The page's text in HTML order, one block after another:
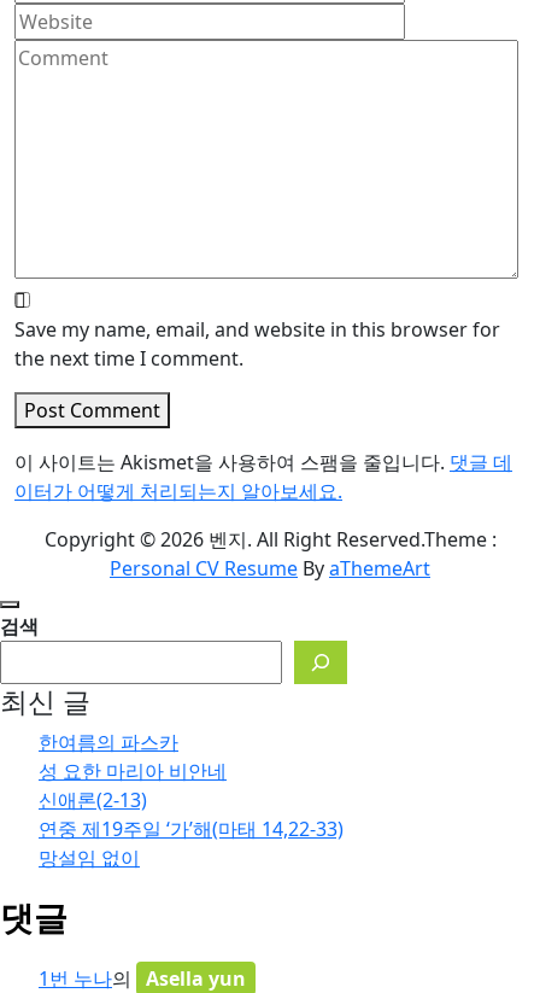
Save my name, email, and website in this browser for
the next time I comment.
Post Comment
이 사이트는 Akismet을 사용하여 스팸을 줄입니다. 댓글 데
이터가 어떻게 처리되는지 알아보세요.
Copyright © 2026 벤지. All Right Reserved.Theme :
Personal CV Resume ByaThemeArt
검색
최신 글
한여름의 파스카
성 요한 마리아 비안네
신애론(2-13)
연중 제19주일 ‘가’해(마태 14,22-33)
망설임 없이
댓글
1번 누나의 Asella yun